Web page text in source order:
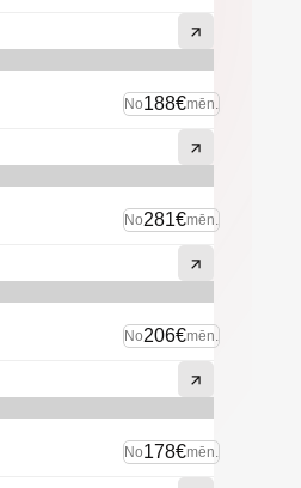
No188€mēn.
No281€mēn.
No206€mēn.
No178€mēn.